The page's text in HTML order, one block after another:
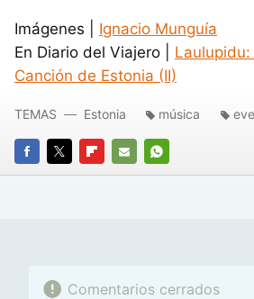
Imágenes | Ignacio Munguía
En Diario del Viajero |
Canción de Estonia (II)
FACEBOOK
TWITTERFLIPBOARD
E-
WHATSAPP
TEMAS Estonia música
Comentarios cerrados